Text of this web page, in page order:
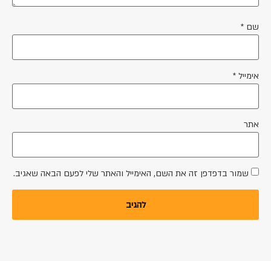
שם *
אימייל *
אתר
שמור בדפדפן זה את השם, האימייל והאתר שלי לפעם הבאה שאגיב.